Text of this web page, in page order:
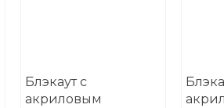
Блэкаут с
акриловым